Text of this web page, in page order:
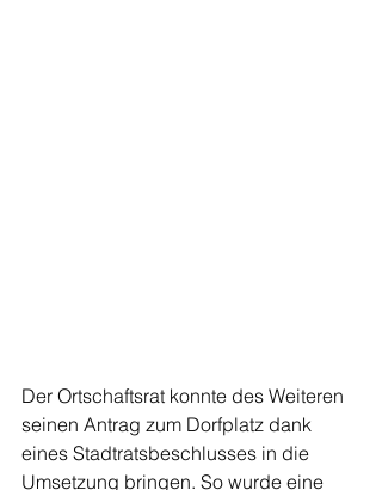
Der Ortschaftsrat konnte des Weiteren
seinen Antrag zum Dorfplatz dank
eines Stadtratsbeschlusses in die
Umsetzung bringen. So wurde eine